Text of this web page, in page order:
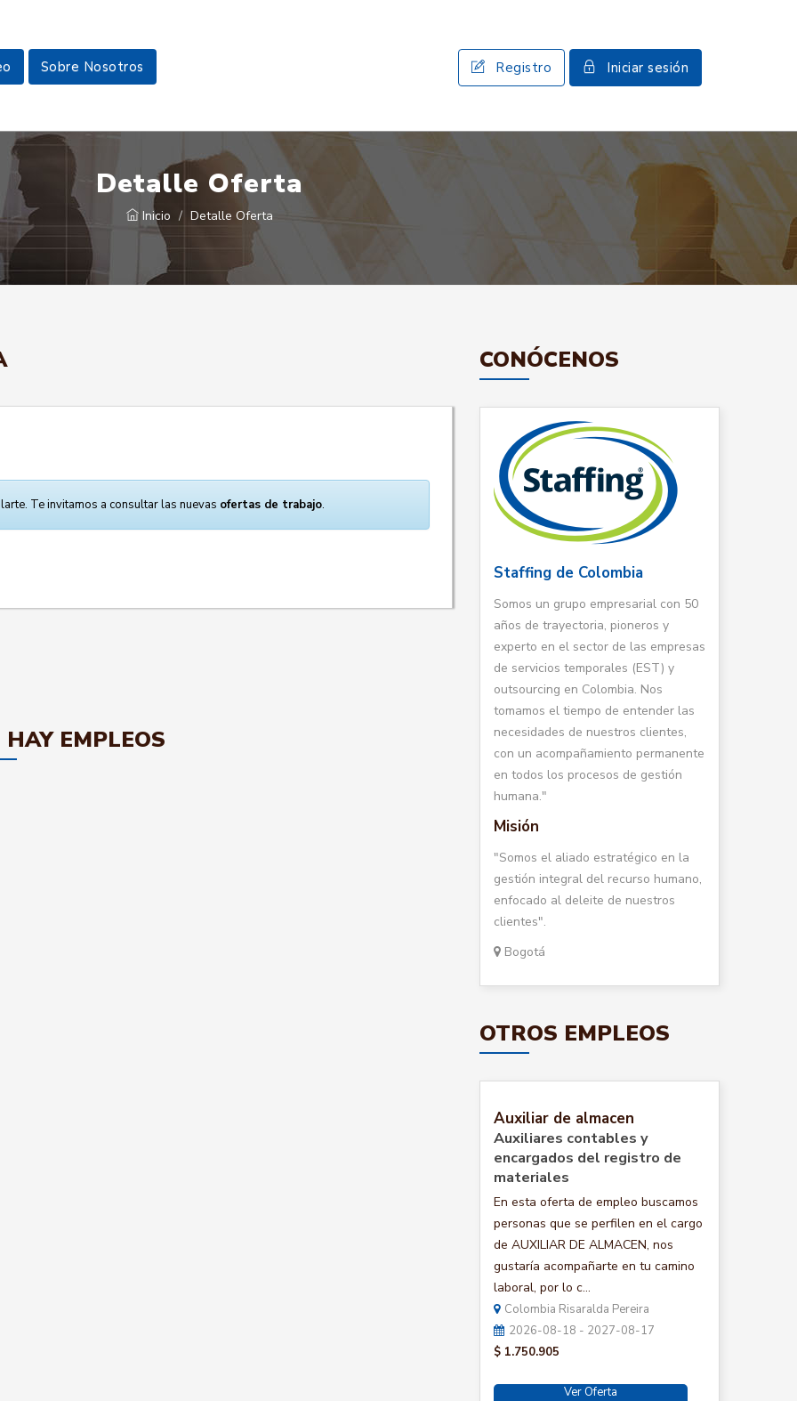
Sobre Nosotros Registro Iniciar sesión
Detalle Oferta
Inicio Detalle Oferta
Te invitamos a consultar las nuevas ofertas de trabajo.
HAY EMPLEOS
CONÓCENOS
Staffing de Colombia
Somos un grupo empresarial con 50
años de trayectoria, pioneros y
experto en el sector de las empresas
de servicios temporales (EST) y
outsourcing en Colombia. Nos
tomamos el tiempo de entender las
necesidades de nuestros clientes,
con un acompañamiento permanente
en todos los procesos de gestión
humana."
Misión
"Somos el aliado estratégico en la
gestión integral del recurso humano,
enfocado al deleite de nuestros
clientes".
Bogotá
OTROS EMPLEOS
Auxiliar de almacen
Auxiliares contables y
encargados del registro de
materiales
En esta oferta de empleo buscamos
personas que se perfilen en el cargo
de AUXILIAR DE ALMACEN, nos
gustaría acompañarte en tu camino
laboral, por lo c...
Colombia Risaralda Pereira
2026-08-18 - 2027-08-17
$ 1.750.905
Ver Oferta